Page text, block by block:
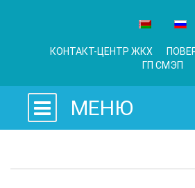
КОНТАКТ-ЦЕНТР ЖКХ
ГП СМЭП
МЕНЮ